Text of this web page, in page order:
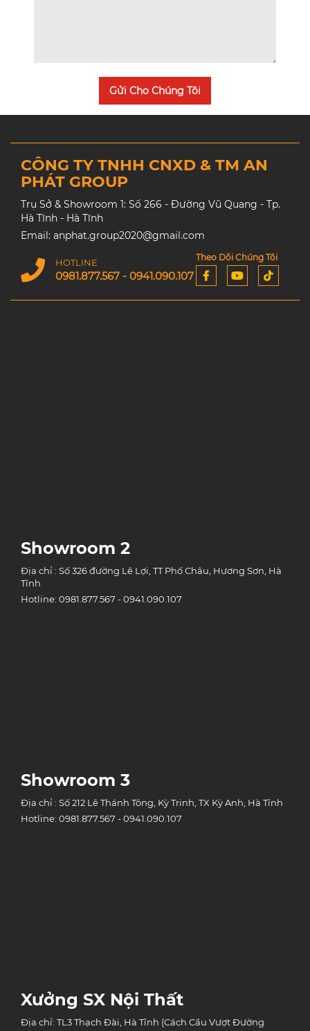
Gửi Cho Chúng Tôi
CÔNG TY TNHH CNXD & TM AN
PHÁT GROUP
Trụ Sở & Showroom 1: Số 266 - Đường Vũ Quang - Tp.
Hà Tĩnh - Hà Tĩnh
Email: anphat.group2020@gmail.com
HOTLINE
0981.877.567 - 0941.090.107
Theo Dõi Chúng Tôi
Showroom 2
Địa chỉ : Số 326 đường Lê Lợi, TT Phố Châu, Hương Sơn, Hà
Tĩnh
Hotline: 0981.877.567 - 0941.090.107
Showroom 3
Địa chỉ : Số 212 Lê Thánh Tông, Kỳ Trinh, TX Kỳ Anh, Hà Tĩnh
Hotline: 0981.877.567 - 0941.090.107
Xưởng SX Nội Thất
Địa chỉ: TL3 Thạch Đài, Hà Tĩnh (Cách Cầu Vượt Đường